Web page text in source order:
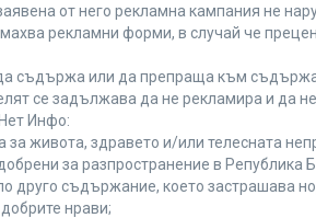
от него рекламна кампания не
рекламни форми, в случай че
съдържа или да препраща към
се задължава да не рекламира и да
Инфо:
живота, здравето и/или телесната
за разпространение в Република
друго съдържание, което застрашава
нрави;